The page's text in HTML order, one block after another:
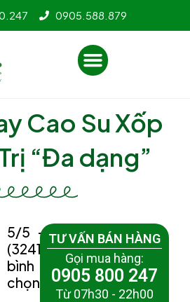
0905.588.879
Menu
Cao Su Xốp
“Đa dạng”
5/5 -
(3241
bình
chọn)
TƯ VẤN BÁN HÀNG
Gọi mua hàng:
0905 800 247
Từ 07h30 - 22h00